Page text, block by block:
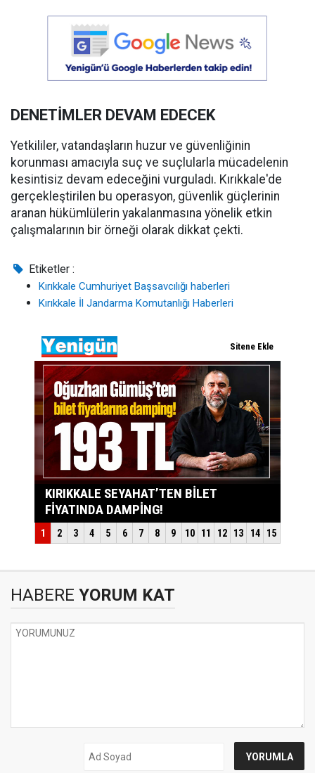
DENETİMLER DEVAM EDECEK
Yetkililer, vatandaşların huzur ve güvenliğinin
korunması amacıyla suç ve suçlularla mücadelenin
kesintisiz devam edeceğini vurguladı. Kırıkkale'de
gerçekleştirilen bu operasyon, güvenlik güçlerinin
aranan hükümlülerin yakalanmasına yönelik etkin
çalışmalarının bir örneği olarak dikkat çekti.
Etiketler :
Kırıkkale Cumhuriyet Başsavcılığı haberleri
Kırıkkale İl Jandarma Komutanlığı Haberleri
HABERE YORUM KAT